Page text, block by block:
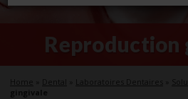
Reproduction
Home Dental Laboratoires Dentaires
gingivale